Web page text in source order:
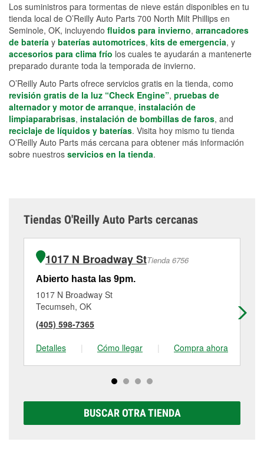
Los suministros para tormentas de nieve están disponibles en tu
tienda local de O’Reilly Auto Parts 700 North Milt Phillips en
Seminole, OK, incluyendo fluidos para invierno, arrancadores
de batería y baterías automotrices, kits de emergencia, y
accesorios para clima frío los cuales te ayudarán a mantenerte
preparado durante toda la temporada de invierno.
O’Reilly Auto Parts ofrece servicios gratis en la tienda, como
revisión gratis de la luz “Check Engine”, pruebas de
alternador y motor de arranque, instalación de
limpiaparabrisas, instalación de bombillas de faros, and
reciclaje de líquidos y baterías. Visita hoy mismo tu tienda
O’Reilly Auto Parts más cercana para obtener más información
sobre nuestros servicios en la tienda.
Tiendas O'Reilly Auto Parts cercanas
1017 N Broadway StTienda 6756
Abierto hasta las 9pm.
1017 N Broadway St
Tecumseh, OK
(405) 598-7365
Detalles
| Cómo llegar | Compra ahora
BUSCAR OTRA TIENDA